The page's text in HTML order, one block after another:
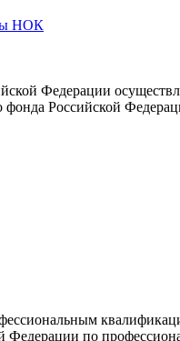
НОК
Федерации
Российской
по